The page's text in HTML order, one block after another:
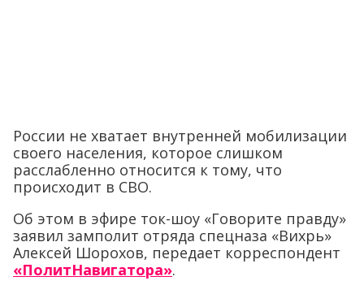
России не хватает внутренней мобилизации
своего населения, которое слишком
расслабленно относится к тому, что
происходит в СВО.
Об этом в эфире ток-шоу «Говорите правду»
заявил замполит отряда спецназа «Вихрь»
Алексей Шорохов, передает корреспондент
«ПолитНавигатора».